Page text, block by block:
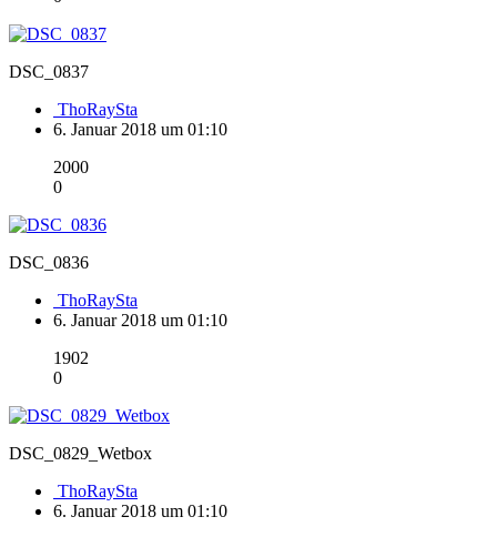
DSC_0837
ThoRaySta
6. Januar 2018 um 01:10
2000
0
DSC_0836
ThoRaySta
6. Januar 2018 um 01:10
1902
0
DSC_0829_Wetbox
ThoRaySta
6. Januar 2018 um 01:10